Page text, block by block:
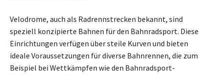
Velodrome, auch als Radrennstrecken bekannt, sind
speziell konzipierte Bahnen für den Bahnradsport. Diese
Einrichtungen verfügen über steile Kurven und bieten
ideale Voraussetzungen für diverse Bahnrennen, die zum
Beispiel bei Wettkämpfen wie den Bahnradsport-